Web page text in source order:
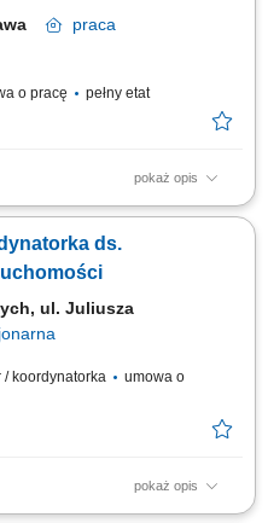
praca
o pracę pełny etat
pokaż opis
organów spółki.
Współpraca i bieżący kontakt z
spraw korporacyjnych, w tym
ds.
ul. Juliusza
/ koordynatorka
umowa o
pokaż opis
i komercjalizacją